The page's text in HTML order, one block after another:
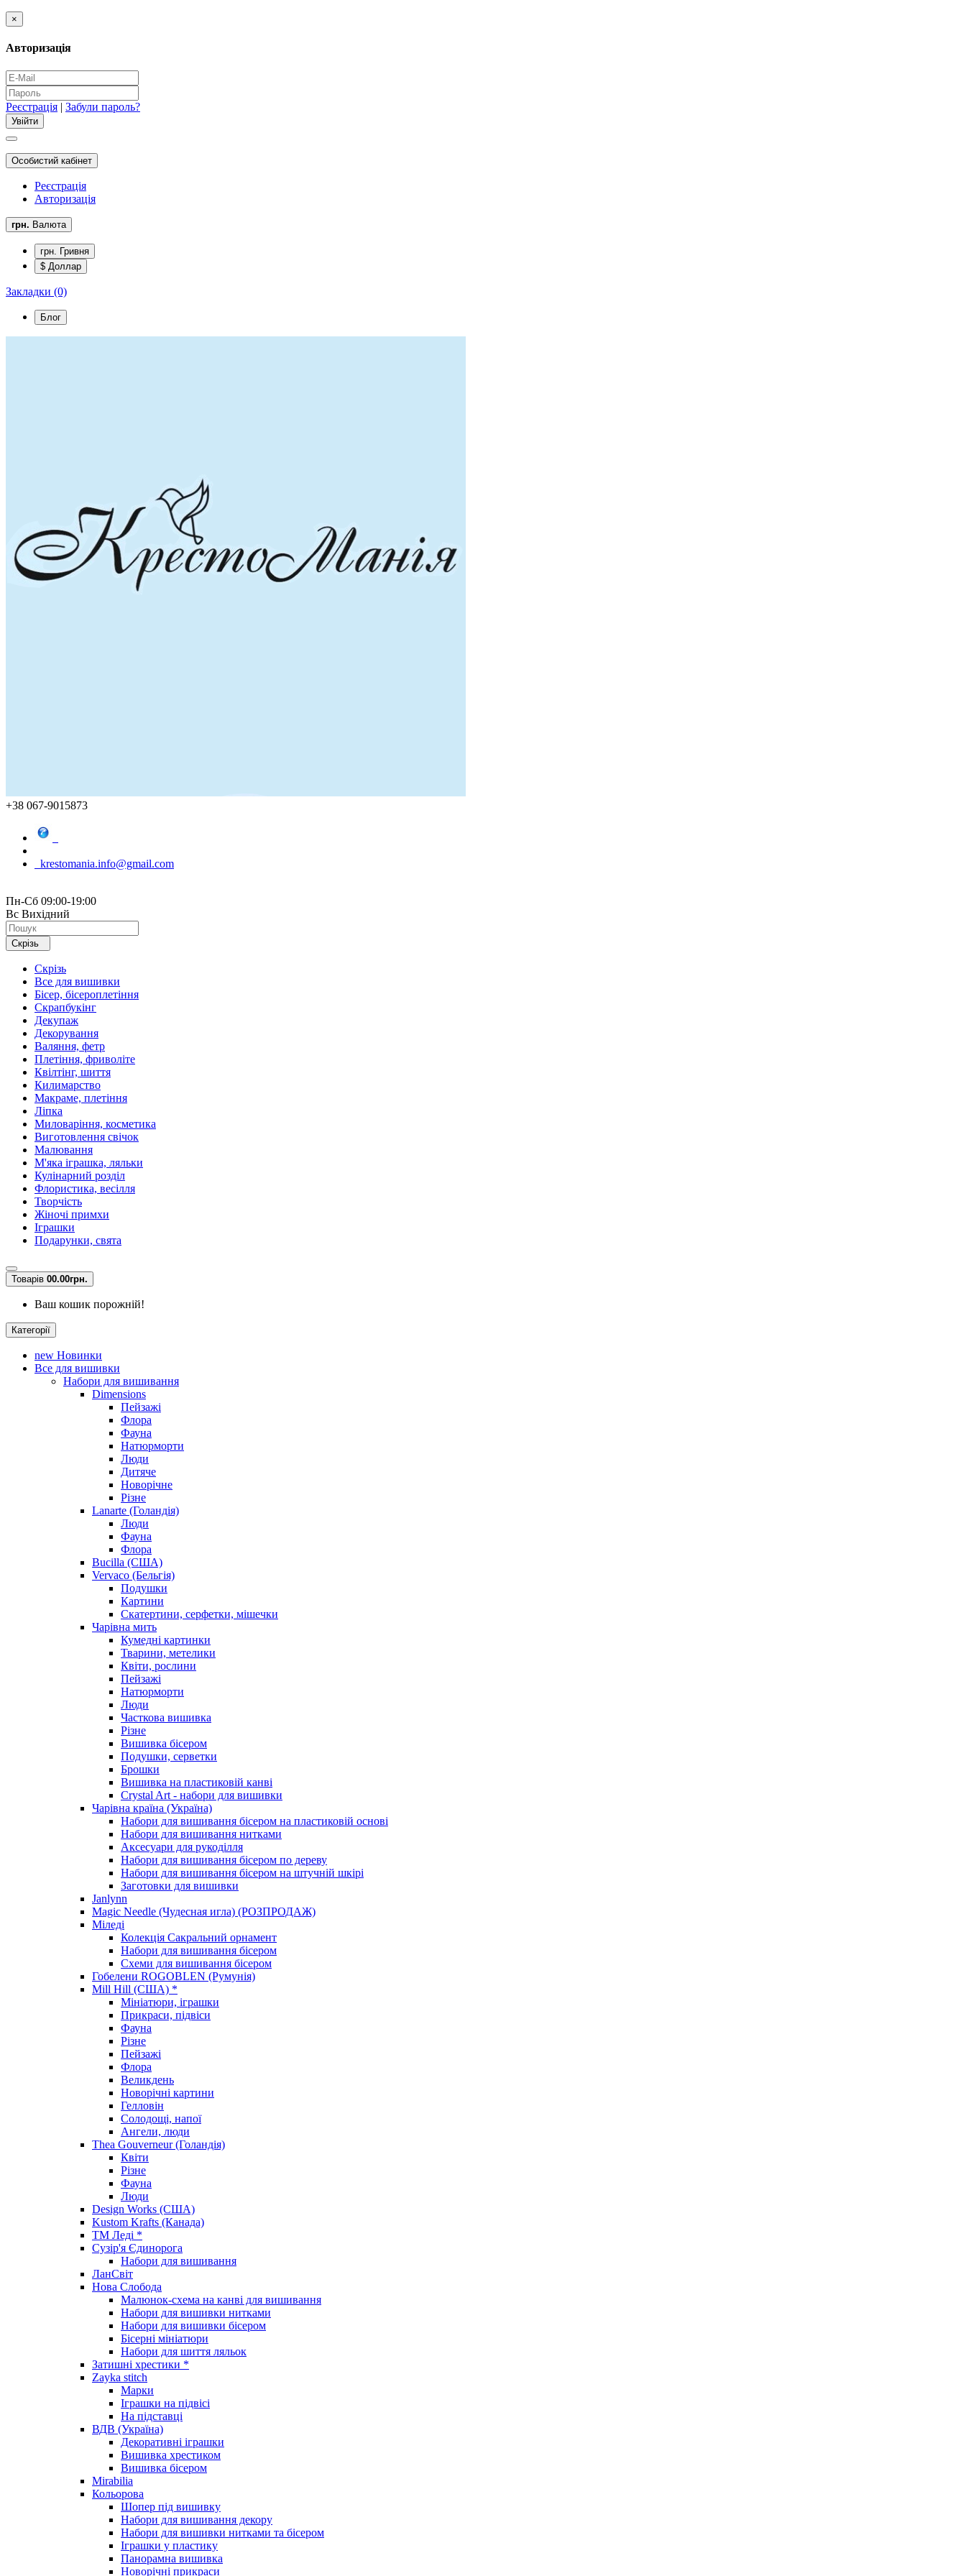
×
Авторизація
Реєстрація | Забули пароль?
Особистий кабінет
Реєстрація
Авторизація
грн. Валюта
грн. Гривня
$ Доллар
Закладки (0)
Блог
+38 067-9015873
krestomania.info@gmail.com
Пн-Сб 09:00-19:00
Вс Вихідний
Скрізь
Скрізь
Все для вишивки
Бісер, бісероплетіння
Скрапбукінг
Декупаж
Декорування
Валяння, фетр
Плетіння, фриволіте
Квілтінг, шиття
Килимарство
Макраме, плетіння
Ліпка
Миловаріння, косметика
Виготовлення свічок
Малювання
М'яка іграшка, ляльки
Кулінарний розділ
Флористика, весілля
Творчість
Жіночі примхи
Іграшки
Подарунки, свята
Товарів 00.00грн.
Ваш кошик порожній!
Категорії
new Новинки
Все для вишивки
Набори для вишивання
Dimensions
Пейзажі
Флора
Фауна
Натюрморти
Люди
Дитяче
Новорічне
Різне
Lanarte (Голандія)
Люди
Фауна
Флора
Bucilla (США)
Vervaco (Бельгія)
Подушки
Картини
Скатертини, серфетки, мішечки
Чарiвна мить
Кумедні картинки
Тварини, метелики
Квіти, рослини
Пейзажі
Натюрморти
Люди
Часткова вишивка
Різне
Вишивка бісером
Подушки, серветки
Брошки
Вишивка на пластиковій канві
Crystal Art - набори для вишивки
Чарівна країна (Україна)
Набори для вишивання бісером на пластиковій основі
Набори для вишивання нитками
Аксесуари для рукоділля
Набори для вишивання бісером по дереву
Набори для вишивання бісером на штучній шкірі
Заготовки для вишивки
Janlynn
Magic Needle (Чудесная игла) (РОЗПРОДАЖ)
Міледі
Колекція Сакральний орнамент
Набори для вишивання бісером
Схеми для вишивання бісером
Гобелени ROGOBLEN (Румунія)
Mill Hill (США) *
Мініатюри, іграшки
Прикраси, підвіси
Фауна
Різне
Пейзажі
Флора
Великдень
Новорічні картини
Гелловін
Солодощі, напої
Ангели, люди
Thea Gouverneur (Голандія)
Квіти
Різне
Фауна
Люди
Design Works (США)
Kustom Krafts (Канада)
ТМ Леді *
Сузір'я Єдинорога
Набори для вишивання
ЛанСвіт
Нова Слобода
Малюнок-схема на канві для вишивання
Набори для вишивки нитками
Набори для вишивки бісером
Бісерні мініатюри
Набори для шиття ляльок
Затишні хрестики *
Zayka stitch
Марки
Іграшки на підвісі
На підставці
ВДВ (Україна)
Декоративні іграшки
Вишивка хрестиком
Вишивка бісером
Mirabilia
Кольорова
Шопер під вишивку
Набори для вишивання декору
Набори для вишивки нитками та бісером
Іграшки у пластику
Панорамна вишивка
Новорічні прикраси